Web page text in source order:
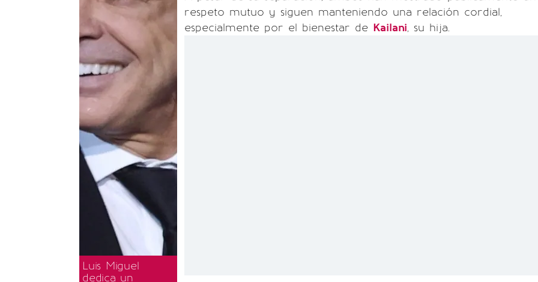
Luis Miguel
dedica un
respeto mutuo y siguen manteniendo una relación cordial,
especialmente por el bienestar de Kailani, su hija.